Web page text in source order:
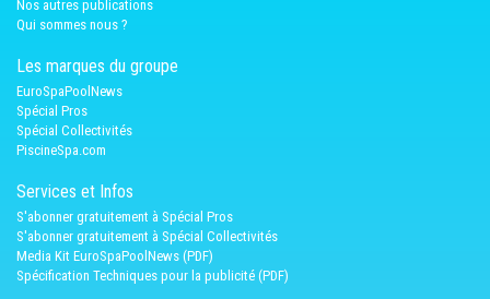
Nos autres publications
Qui sommes nous ?
Les marques du groupe
EuroSpaPoolNews
Spécial Pros
Spécial Collectivités
PiscineSpa.com
Services et Infos
S'abonner gratuitement à Spécial Pros
S'abonner gratuitement à Spécial Collectivités
Media Kit EuroSpaPoolNews (PDF)
Spécification Techniques pour la publicité (PDF)